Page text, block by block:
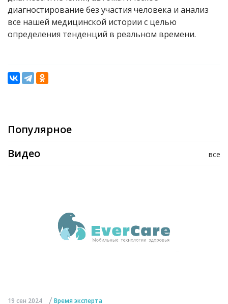
диагностирование без участия человека и анализ
все нашей медицинской истории с целью
определения тенденций в реальном времени.
Популярное
все
Видео
19 сен 2024 / Время эксперта